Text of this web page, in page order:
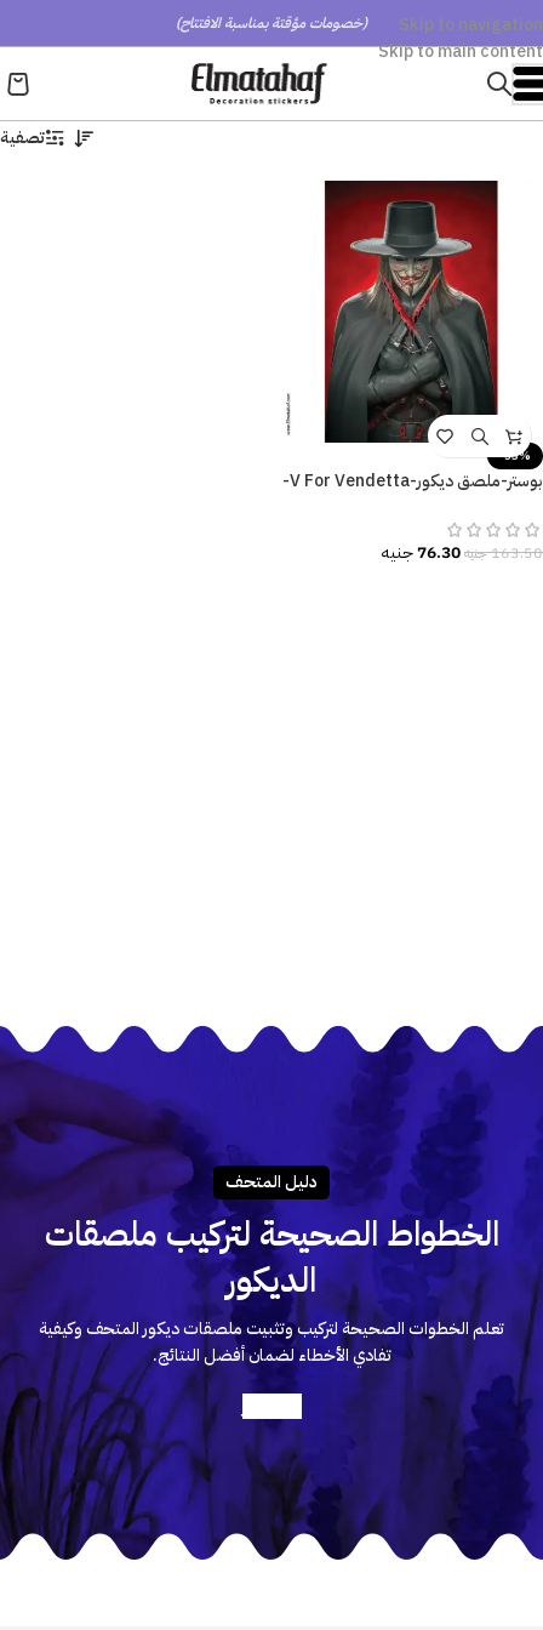
Skip to navigation
Skip to main content
(خصومات مؤقتة بمناسبة الافتتاح)
تصفية
-53%
بوستر-ملصق ديكور-V For Vendetta-
163.50جنيه76.30جنيه
دليـل المتحـف
الخطواط الصحيحة لتركيب ملصقات
الديكور
تعلم الخطوات الصحيحة لتركيب وتثبيت ملصقات ديكور المتحف وكيفية
تفادي الأخطاء لضمان أفضل النتائج.